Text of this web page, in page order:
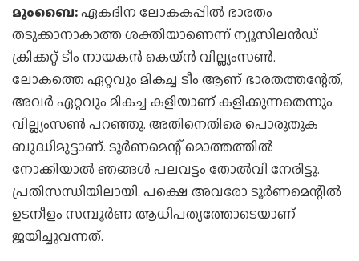
മുംബൈ:ഏകദിന ലോകകപ്പില്‍ ഭാരതം
തടുക്കാനാകാത്ത ശക്തിയാണെന്ന് ന്യൂസിലന്‍ഡ്
ക്രിക്കറ്റ് ടീം നായകന്‍ കെയ്ന്‍ വില്ല്യംസണ്‍.
ലോകത്തെ ഏറ്റവും മികച്ച ടീം ആണ് ഭാരതത്തന്റേത്,
അവര്‍ ഏറ്റവും മികച്ച കളിയാണ് കളിക്കുന്നതെന്നും
വില്ല്യംസണ്‍ പറഞ്ഞു. അതിനെതിരെ പൊരുതുക
ബുദ്ധിമുട്ടാണ്. ടൂര്‍ണമെന്റ് മൊത്തത്തില്‍
നോക്കിയാല്‍ ഞങ്ങള്‍ പലവട്ടം തോല്‍വി നേരിട്ടു.
പ്രതിസന്ധിയിലായി. പക്ഷെ അവരോ ടൂര്‍ണമെന്റില്‍
ഉടനീളം സമ്പൂര്‍ണ ആധിപത്യത്തോടെയാണ്
ജയിച്ചുവന്നത്.